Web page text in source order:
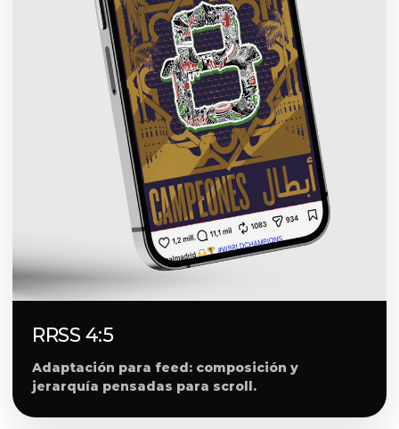
RRSS 4:5
Adaptación para feed: composición y
jerarquía pensadas para scroll.